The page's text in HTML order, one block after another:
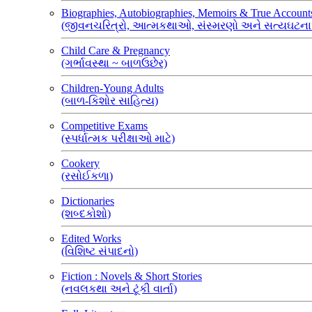
Biographies, Autobiographies, Memoirs & True
(જીવનચરિત્રો, આત્મકથાઓ, સંસ્મરણો અને
Child Care & Pregnancy
(ગર્ભાવસ્થા ~ બાળઉછેર)
Children-Young Adults
(બાળ-કિશોર સાહિત્ય)
Competitive Exams
(સ્પર્ધાત્મક પરીક્ષાઓ માટે)
Cookery
(રસોઈકળા)
Dictionaries
(શબ્દકોશો)
Edited Works
(વિશિષ્ટ સંપાદનો)
Fiction : Novels & Short Stories
(નવલકથા અને ટૂંકી વાર્તા)